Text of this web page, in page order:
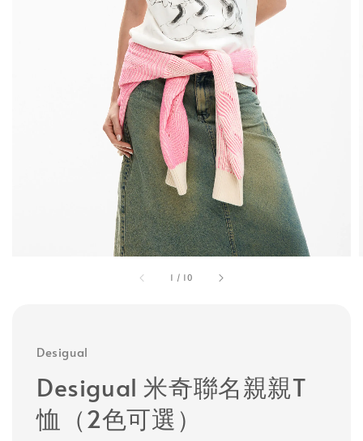
1 / 10
Desigual
Desigual 米奇聯名親親T
恤（2色可選）